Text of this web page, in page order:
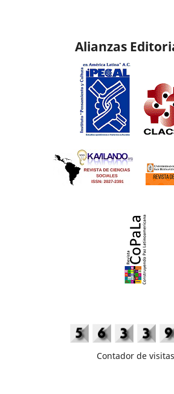
Alianzas
Contador de visitas